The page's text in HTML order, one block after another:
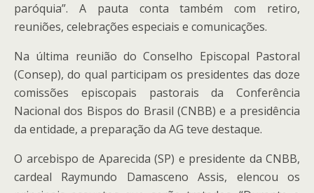
paróquia”. A pauta conta também com retiro,
reuniões, celebrações especiais e comunicações.
Na última reunião do Conselho Episcopal Pastoral
(Consep), do qual participam os presidentes das doze
comissões episcopais pastorais da Conferência
Nacional dos Bispos do Brasil (CNBB) e a presidência
da entidade, a preparação da AG teve destaque.
O arcebispo de Aparecida (SP) e presidente da CNBB,
cardeal Raymundo Damasceno Assis, elencou os